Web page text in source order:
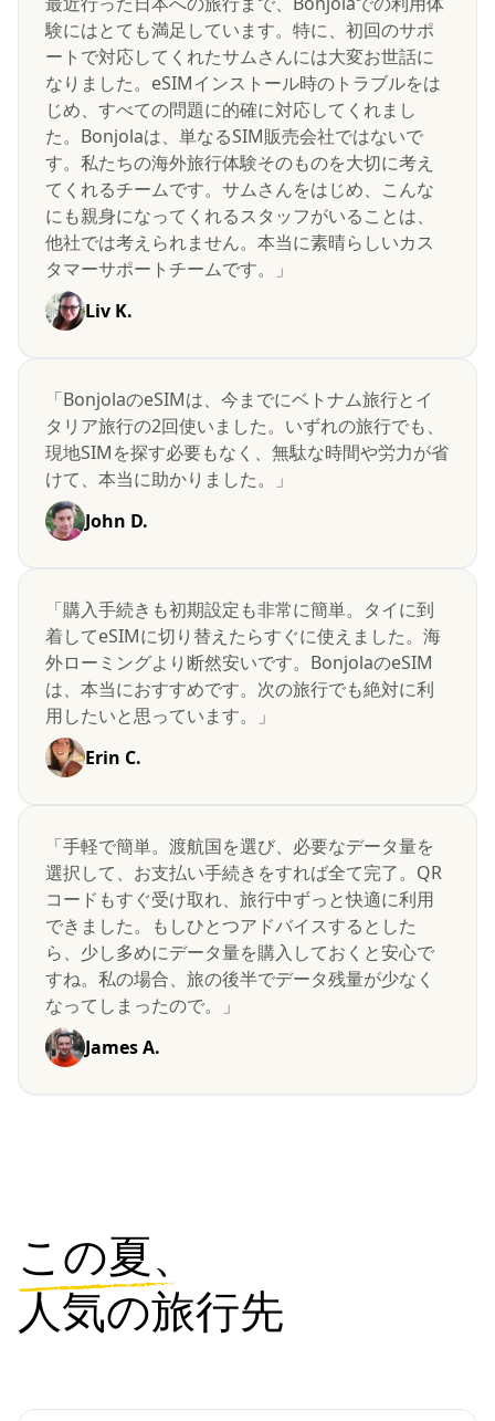
験にはとても満足しています。特に、初回のサポ
ートで対応してくれたサムさんには大変お世話に
なりました。eSIMインストール時のトラブルをは
じめ、すべての問題に的確に対応してくれまし
た。Bonjolaは、単なるSIM販売会社ではないで
す。私たちの海外旅行体験そのものを大切に考え
てくれるチームです。サムさんをはじめ、こんな
にも親身になってくれるスタッフがいることは、
他社では考えられません。本当に素晴らしいカス
タマーサポートチームです。」
Liv K.
「BonjolaのeSIMは、今までにベトナム旅行とイ
タリア旅行の2回使いました。いずれの旅行でも、
現地SIMを探す必要もなく、無駄な時間や労力が省
けて、本当に助かりました。」
John D.
「購入手続きも初期設定も非常に簡単。タイに到
着してeSIMに切り替えたらすぐに使えました。海
外ローミングより断然安いです。BonjolaのeSIM
は、本当におすすめです。次の旅行でも絶対に利
用したいと思っています。」
Erin C.
「手軽で簡単。渡航国を選び、必要なデータ量を
選択して、お支払い手続きをすれば全て完了。QR
コードもすぐ受け取れ、旅行中ずっと快適に利用
できました。もしひとつアドバイスするとした
ら、少し多めにデータ量を購入しておくと安心で
すね。私の場合、旅の後半でデータ残量が少なく
なってしまったので。」
James A.
この夏、
人気の旅行先